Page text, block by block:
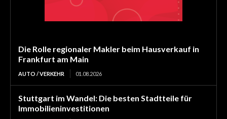
Die Rolle regionaler Makler beim Hausverkauf in
Frankfurt am Main
AUTO / VERKEHR 01.08.2026
Stuttgart im Wandel: Die besten Stadtteile für
Immobilieninvestitionen